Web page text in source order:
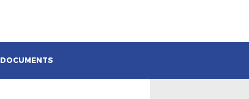
DOCUMENTS